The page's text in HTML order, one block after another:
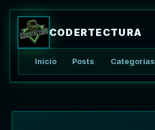
CODERTECTURA
Inicio Posts Categorías